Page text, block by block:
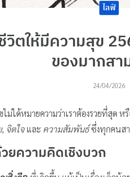
ไลฟ์
วิตให้มีความสุข
ของมากสา
24/04/2026
ม่ได้หมายความว่าเราต้องรวยที่สุด
, จิตใจและ ความสัมพันธ์ซึ่งทุกคนสา
ยความคิดเชิงบวก